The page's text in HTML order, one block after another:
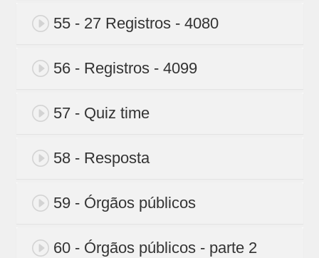
55 - 27 Registros - 4080
56 - Registros - 4099
57 - Quiz time
58 - Resposta
59 - Órgãos públicos
60 - Órgãos públicos - parte 2